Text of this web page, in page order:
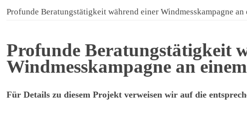
Profunde Beratungstätigkeit während einer Windmesskampagne an
Profunde Beratungstätigkeit
Windmesskampagne an
Für Details zu diesem Projekt verweisen wir auf die